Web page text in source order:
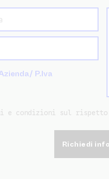
P.Iva
e condizioni sul